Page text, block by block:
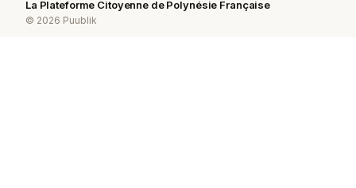
La Plateforme Citoyenne de Polynésie Française
© 2026 Puublik